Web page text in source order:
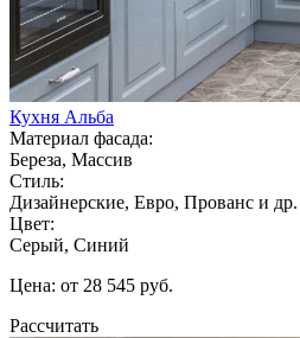
Кухня Альба
Материал фасада:
Береза, Массив
Стиль:
Дизайнерские, Евро, Прованс и др.
Цвет:
Серый, Синий
Цена: от 28 545 руб.
Рассчитать